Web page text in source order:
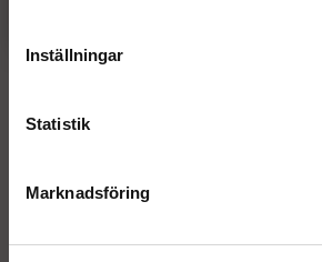
Inställningar
Statistik
Marknadsföring
Mån–Tor:7.30–16.30